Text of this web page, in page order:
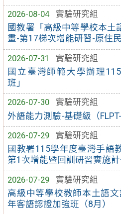
2026-08-04
實驗研究組
國教署「高級中等學校本土
畫-第17梯次增能研習-原住民
2026-07-31
實驗研究組
國立臺灣師範大學辦理
班」
2026-07-30
實驗研究組
外語能力測驗-基礎級（
2026-07-29
實驗研究組
國教署115學年度臺灣手語
第1次增能暨回訓研習實施
2026-07-29
實驗研究組
高級中等學校教師本土語
年客語認證加強班（8月）